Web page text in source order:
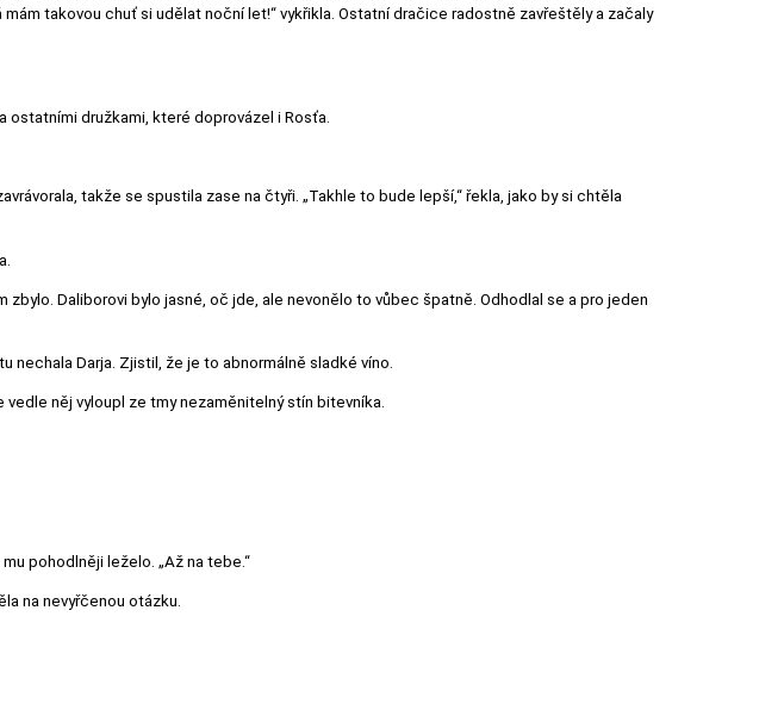
takovou chuť si udělat noční let!“ vykřikla. Ostatní dračice radostně zavřeštěly a začaly
ostatními družkami, které doprovázel i Rosťa.
takže se spustila zase na čtyři. „Takhle to bude lepší,“ řekla, jako by si chtěla
Daliborovi bylo jasné, oč jde, ale nevonělo to vůbec špatně. Odhodlal se a pro jeden
nechala Darja. Zjistil, že je to abnormálně sladké víno.
něj vyloupl ze tmy nezaměnitelný stín bitevníka.
pohodlněji leželo. „Až na tebe.“
na nevyřčenou otázku.